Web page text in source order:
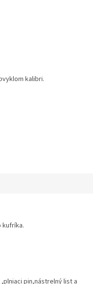
kalibri.
kufríka.
pin,nástrelný list a